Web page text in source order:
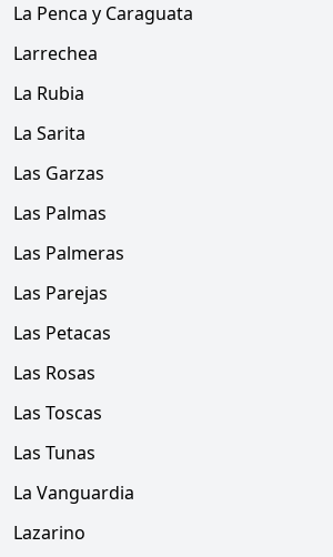
La Penca y Caraguata
Larrechea
La Rubia
La Sarita
Las Garzas
Las Palmas
Las Palmeras
Las Parejas
Las Petacas
Las Rosas
Las Toscas
Las Tunas
La Vanguardia
Lazarino